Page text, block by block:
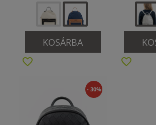
KOSÁRBA
- 30%